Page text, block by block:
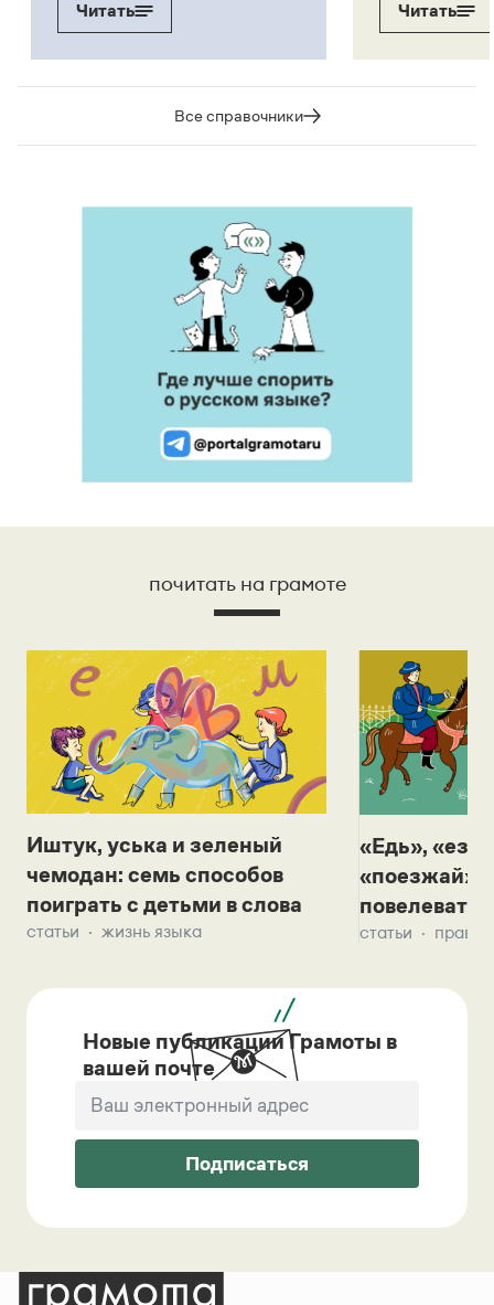
Читать
Читать
Все справочники
почитать на грамоте
Иштук, уська и зеленый
чемодан: семь способов
поиграть с детьми в слова
статьи жизнь языка
«Едь»,
«поезжай»?
повелевать
статьи
Новые публикации Грамоты в
вашей почте
Подписаться